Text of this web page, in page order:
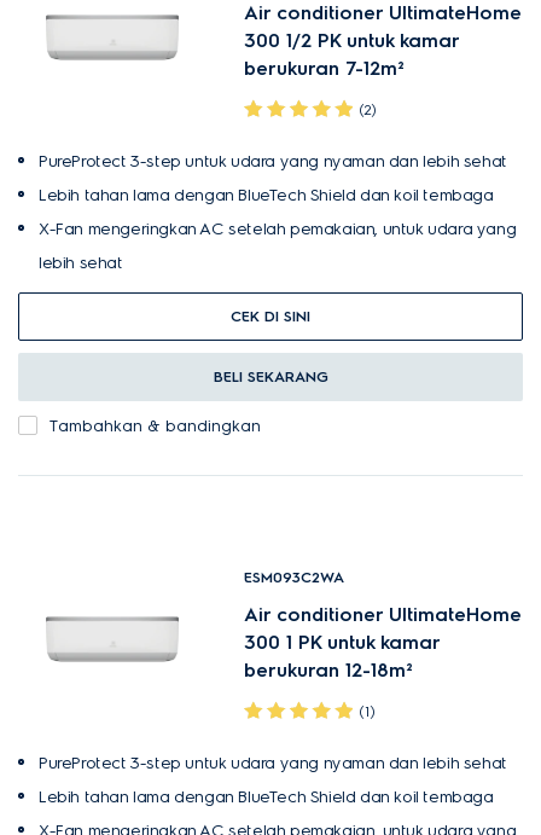
Air conditioner UltimateHome
300 1/2 PK untuk kamar
berukuran 7-12m²
(2)
PureProtect 3-step untuk udara yang nyaman dan lebih sehat
Lebih tahan lama dengan BlueTech Shield dan koil tembaga
X-Fan mengeringkan AC setelah pemakaian, untuk udara yang
lebih sehat
CEK DI SINI
BELI SEKARANG
Tambahkan & bandingkan
ESM093C2WA
Air conditioner UltimateHome
300 1 PK untuk kamar
berukuran 12-18m²
(1)
PureProtect 3-step untuk udara yang nyaman dan lebih sehat
Lebih tahan lama dengan BlueTech Shield dan koil tembaga
X-Fan mengeringkan AC setelah pemakaian, untuk udara yang